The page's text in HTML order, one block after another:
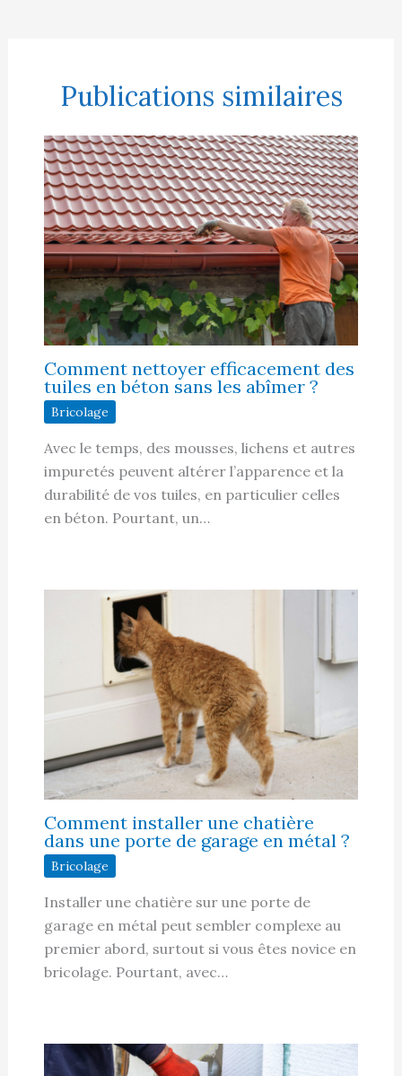
Publications similaires
Comment nettoyer efficacement des
tuiles en béton sans les abîmer ?
Bricolage
Avec le temps, des mousses, lichens et autres
impuretés peuvent altérer l’apparence et la
durabilité de vos tuiles, en particulier celles
en béton. Pourtant, un…
Comment installer une chatière
dans une porte de garage en métal ?
Bricolage
Installer une chatière sur une porte de
garage en métal peut sembler complexe au
premier abord, surtout si vous êtes novice en
bricolage. Pourtant, avec…